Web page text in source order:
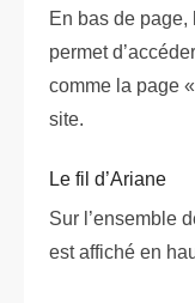
En bas de
permet
comme la page
site.
Le fil d’Ariane
Sur l’ensemble
est affiché en